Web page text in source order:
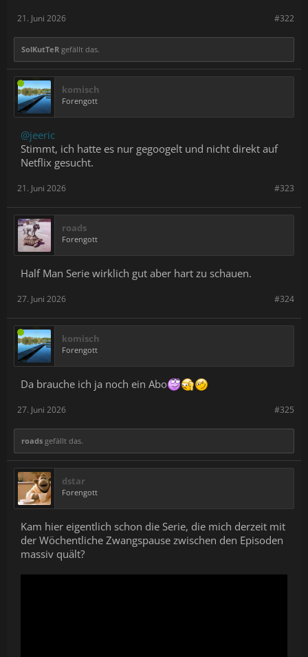
#322
21. Juni 2026
SolKutTeR gefällt das.
komisch
Forengott
@jeeric
Stimmt, ich hatte es nur gegoogelt und nicht direkt auf
Netflix gesucht.
#323
21. Juni 2026
roads
Forengott
Half Man Serie wirklich gut aber hart zu schauen.
#324
27. Juni 2026
komisch
Forengott
Da brauche ich ja noch ein Abo
#325
27. Juni 2026
roads gefällt das.
dstar
Forengott
Kam hier eigentlich schon die Serie, die mich derzeit mit
der Wöchentliche Zwangspause zwischen den Episoden
massiv quält?